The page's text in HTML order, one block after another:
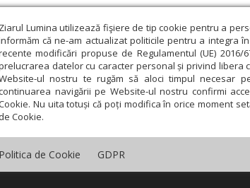
Ziarul Lumina utilizează fişiere de tip cookie pentru a
că ne-am actualizat politicile pentru a integra
modificări propuse de Regulamentul (UE)
datelor cu caracter personal și privind
ul nostru te rugăm să aloci timpul necesar
navigării pe Website-ul nostru confirmi
Nu uita totuși că poți modifica în orice moment
de Cookie.
Politica de Cookie GDPR